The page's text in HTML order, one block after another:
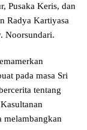
Pusaka Keris, dan
Radya Kartiyasa
Noorsundari.
pada masa Sri
tentang
melambangkan